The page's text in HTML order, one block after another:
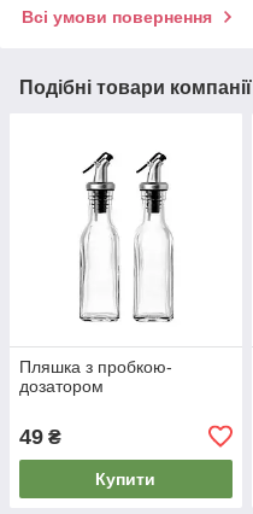
Всі умови повернення
Подібні товари компанії
Пляшка з пробкою-
дозатором
49 ₴
Купити